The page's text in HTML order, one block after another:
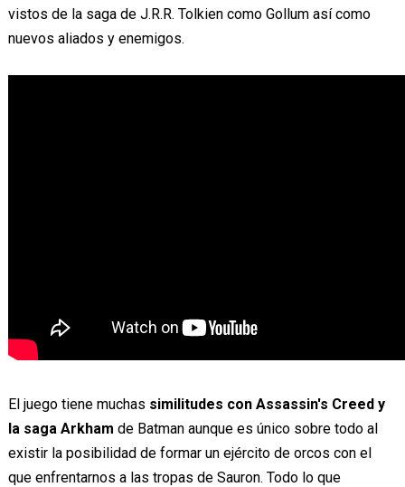
vistos de la saga de J.R.R. Tolkien como Gollum así como
nuevos aliados y enemigos.
El juego tiene muchas similitudes con Assassin's Creed y
la saga Arkham de Batman aunque es único sobre todo al
existir la posibilidad de formar un ejército de orcos con el
que enfrentarnos a las tropas de Sauron. Todo lo que